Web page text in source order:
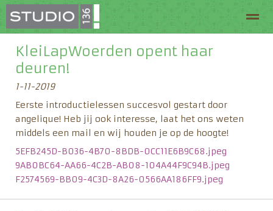
Welkom bij Studio 136 Routeplanner
KleiLapWoerden opent haar
deuren!
1-11-2019
Eerste introductielessen succesvol gestart door
angelique! Heb jij ook interesse, laat het ons weten
middels een mail en wij houden je op de hoogte!
5EFB245D-B036-4B70-8BDB-0CC11E6B9C68.jpeg
9AB0BC64-AA66-4C2B-AB08-104A44F9C94B.jpeg
F2574569-BB09-4C3D-8A26-0566AA186FF9.jpeg